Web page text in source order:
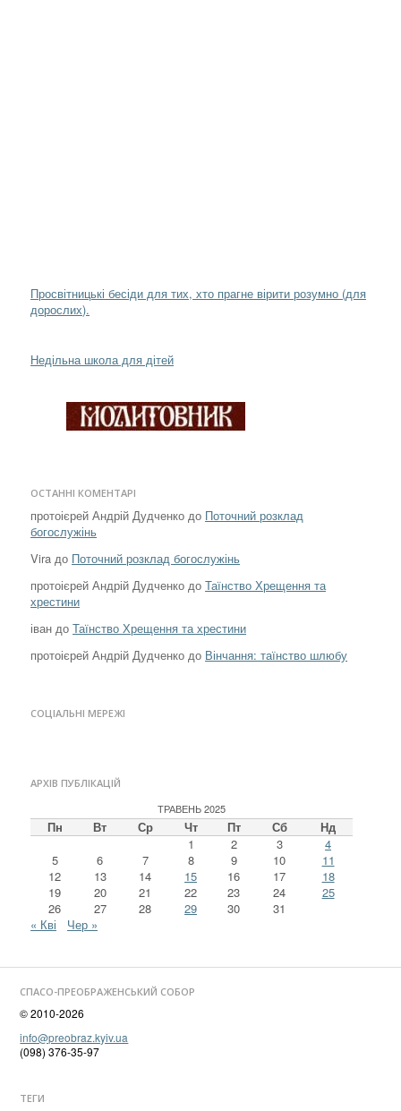
Просвітницькі бесіди для тих, хто прагне вірити розумно (для
дорослих).
Недільна школа для дітей
ОСТАННІ КОМЕНТАРІ
протоієрей Андрій Дудченко до Поточний розклад
богослужінь
Vira до Поточний розклад богослужінь
протоієрей Андрій Дудченко доТаїнство Хрещення та
хрестини
іван доТаїнство Хрещення та хрестини
протоієрей Андрій Дудченко до Вінчання: таїнство шлюбу
СОЦІАЛЬНІ МЕРЕЖІ
АРХІВ ПУБЛІКАЦІЙ
ТРАВЕНЬ 2025
Пн Вт Ср Чт Пт Сб
Нд
1
2 3
4
5
6 7 8 9 10
11
12
13 14 15 16 17
18
19
20 21 22 23 24
25
26
27 28 29 30
31
« Кві
Чер »
СПАСО-ПРЕОБРАЖЕНСЬКИЙ СОБОР
© 2010-2026
info@preobraz.kyiv.ua
(098) 376-35-97
ТЕГИ